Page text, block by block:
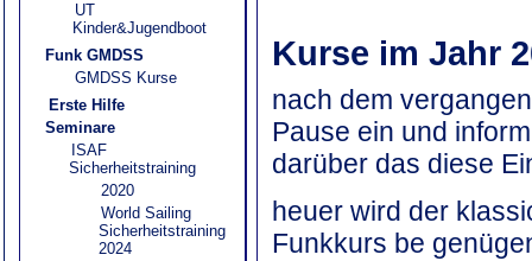
UT
Kinder&Jugendboot
Funk GMDSS
GMDSS Kurse
Erste Hilfe
Seminare
ISAF
Sicherheitstraining
2020
World Sailing
Sicherheitstraining
2024
Kurse im Jahr
nach dem
Pause ein und
darüber das diese
heuer wird der
Funkkurs be